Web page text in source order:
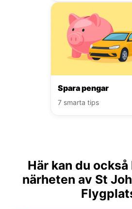
Spara pengar
7 smarta tips
Här kan du
närheten av St